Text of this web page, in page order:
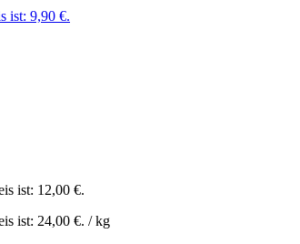
ist: 9,90 €.
ist: 12,00 €.
ist: 24,00 €. /kg